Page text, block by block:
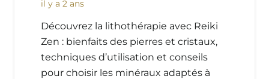
il y a 2 ans
Découvrez la lithothérapie avec Reiki
Zen : bienfaits des pierres et cristaux,
techniques d’utilisation et conseils
pour choisir les minéraux adaptés à